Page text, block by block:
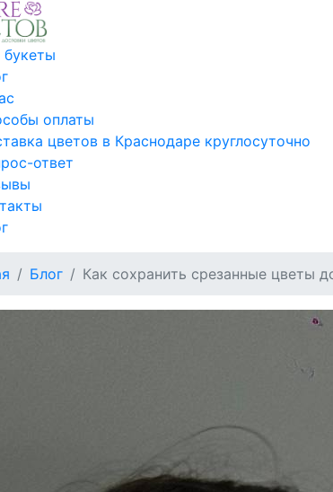
menu
букеты
оплаты
цветов в Краснодаре круглосуточно
ответ
Блог Как сохранить срезанные цветы